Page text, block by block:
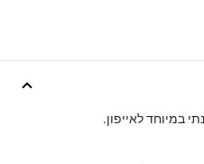
במיוחד לאייפון.